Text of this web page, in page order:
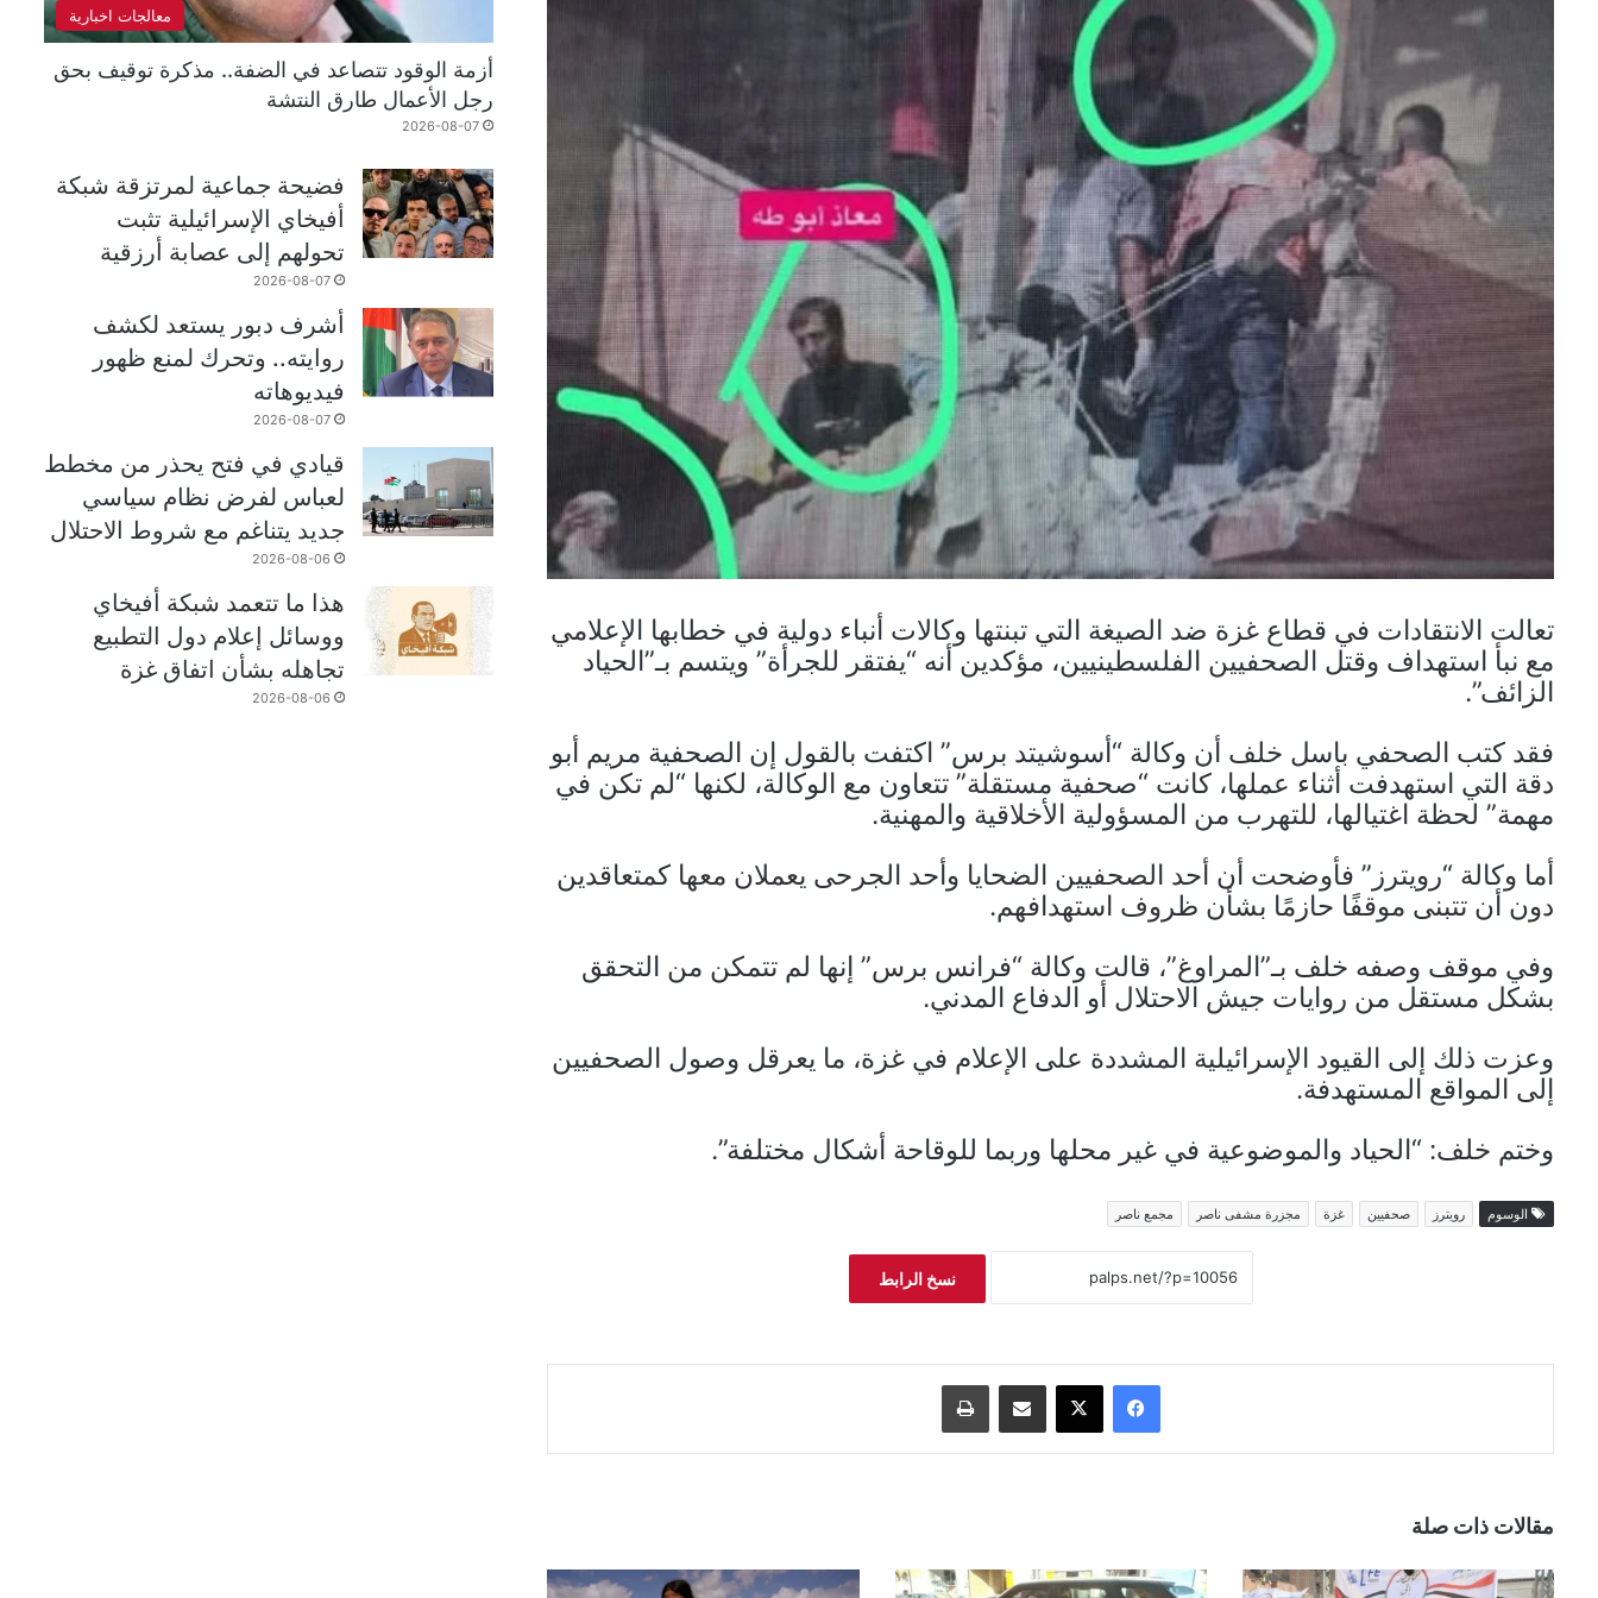
تعالت الانتقادات في قطاع غزة ضد الصيغة التي تبنتها وكالات أنباء دولية في خطابها الإعلامي
مع نبأ استهداف وقتل الصحفيين الفلسطينيين، مؤكدين أنه “يفتقر للجرأة” ويتسم بـ”الحياد
الزائف”.
فقد كتب الصحفي باسل خلف أن وكالة “أسوشيتد برس” اكتفت بالقول إن الصحفية مريم أبو
دقة التي استهدفت أثناء عملها، كانت “صحفية مستقلة” تتعاون مع الوكالة، لكنها “لم تكن في
مهمة” لحظة اغتيالها، للتهرب من المسؤولية الأخلاقية والمهنية.
أما وكالة “رويترز” فأوضحت أن أحد الصحفيين الضحايا وأحد الجرحى يعملان معها كمتعاقدين
دون أن تتبنى موقفًا حازمًا بشأن ظروف استهدافهم.
وفي موقف وصفه خلف بـ”المراوغ”، قالت وكالة “فرانس برس” إنها لم تتمكن من التحقق
بشكل مستقل من روايات جيش الاحتلال أو الدفاع المدني.
وعزت ذلك إلى القيود الإسرائيلية المشددة على الإعلام في غزة، ما يعرقل وصول الصحفيين
إلى المواقع المستهدفة.
وختم خلف: “الحياد والموضوعية في غير محلها وربما للوقاحة أشكال مختلفة”.
الوسوم رويترز صحفيين غزة مجزرة مشفى ناصر مجمع ناصر
نسخ الرابط
فيسبوك ‫X مشاركة عبر البريد طباعة
مقالات ذات صلة
معالجات اخبارية
أزمة الوقود تتصاعد في الضفة.. مذكرة توقيف بحق
رجل الأعمال طارق النتشة
2026-08-07
فضيحة جماعية لمرتزقة شبكة
أفيخاي الإسرائيلية تثبت
تحولهم إلى عصابة أرزقية
2026-08-07
أشرف دبور يستعد لكشف
روايته.. وتحرك لمنع ظهور
فيديوهاته
2026-08-07
قيادي في فتح يحذر من مخطط
لعباس لفرض نظام سياسي
جديد يتناغم مع شروط الاحتلال
2026-08-06
هذا ما تتعمد شبكة أفيخاي
ووسائل إعلام دول التطبيع
تجاهله بشأن اتفاق غزة
2026-08-06